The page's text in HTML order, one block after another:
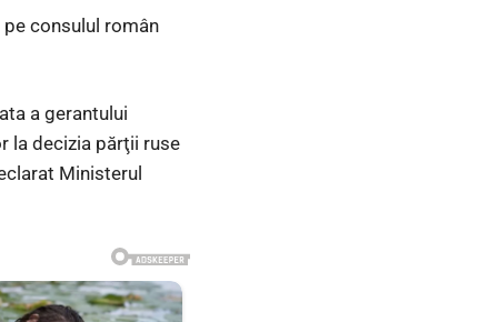
consulul român
a gerantului
la decizia părţii ruse
Ministerul